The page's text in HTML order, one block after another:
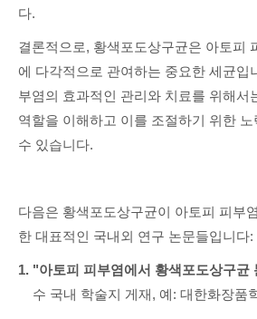
다.
결론적으로, 황색포도상구균은 아토피
에 다각적으로 관여하는 중요한 세균입
부염의 효과적인 관리와 치료를 위해서
역할을 이해하고 이를 조절하기 위한
수 있습니다.
다음은 황색포도상구균이 아토피 피부
한 대표적인 국내외 연구 논문들입니다:
"아토피 피부염에서 황색포도상구균
수 국내 학술지 게재, 예: 대한화장품